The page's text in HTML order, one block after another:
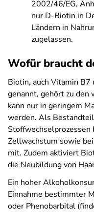
2002/46/EG,
nur D-Biotin in
Ländern in
zugelassen.
Wofür braucht
Biotin, auch Vitamin
genannt, gehört zu den
kann nur in geringem
werden. Als
Zellwachstum sowie
mit. Zudem aktiviert
die Neubildung von
Ein hoher
Einnahme bestimmter
oder Phenobarbital